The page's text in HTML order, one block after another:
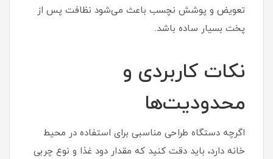
تعویض و پوشش نچسب باعث می‌شود نظافت پس از
پخت بسیار ساده باشد.
نکات کاربردی و
محدودیت‌ها
اگرچه دستگاه طراحی مناسبی برای استفاده در محیط
خانه دارد، باید دقت کنید که مقدار دود غذا و نوع چربی